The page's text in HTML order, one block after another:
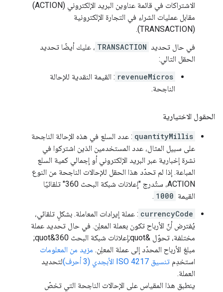
الاشتراكات في قائمة عناوين البريد الإلكتروني (ACTION)
مقابل عمليات الشراء في التجارة الإلكترونية
(TRANSACTION).
في حال تحديد TRANSACTION ، عليك أيضًا تحديد
الحقل التالي:
revenueMicros : القيمة النقدية للإحالة
الناجحة.
الحقول الاختيارية
quantityMillis : عدد السلع في هذه الإحالة الناجحة
على سبيل المثال، عدد المستخدمين الذين اشتركوا في
نشرة إخبارية عبر البريد الإلكتروني أو إجمالي كمية السلع
المباعة. إذا لم تحدّد هذا الحقل للإحالات الناجحة من النوع
ACTION، ستُدرج "إعلانات شبكة البحث 360" تلقائيًا
القيمة 1000
.
currencyCode : عملة إيرادات المعاملة. بشكلٍ تلقائي،
يُفترض أنّ الأرباح تكون بعملة المعلِن. في حال تحديد عملة
مختلفة، تحوّل &quot;إعلانات شبكة البحث 360&quot;
مبلغ الأرباح المحدّد إلى عملة المعلِن. مزيد من المعلومات
استخدِم تنسيق ISO 4217 الأبجدي (3 أحرف)
لتحديد
العملة.
ينطبق هذا المقياس على الإحالات الناجحة التي تخصّ